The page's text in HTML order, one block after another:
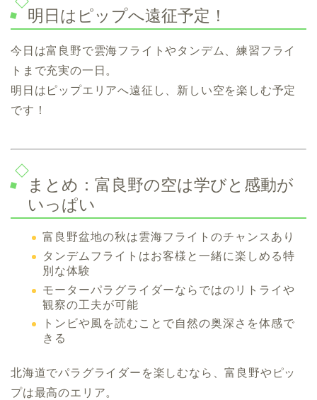
明日はピップへ遠征予定！
今日は富良野で雲海フライトやタンデム、練習フライ
トまで充実の一日。
明日はピップエリアへ遠征し、新しい空を楽しむ予定
です！
まとめ：富良野の空は学びと感動が
いっぱい
富良野盆地の秋は雲海フライトのチャンスあり
タンデムフライトはお客様と一緒に楽しめる特
別な体験
モーターパラグライダーならではのリトライや
観察の工夫が可能
トンビや風を読むことで自然の奥深さを体感で
きる
北海道でパラグライダーを楽しむなら、富良野やピッ
プは最高のエリア。